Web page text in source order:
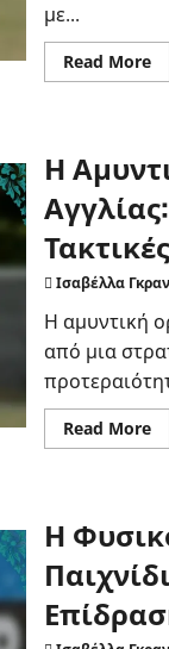
με...
Read More
Η
Ισαβέλλα
Η αμυντική
από μια
Read More
Η